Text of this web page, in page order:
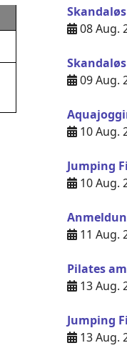
08 Aug.
09 Aug.
10 Aug.
Jumping
10 Aug.
11 Aug.
Pilates
13 Aug.
Jumping
13 Aug.